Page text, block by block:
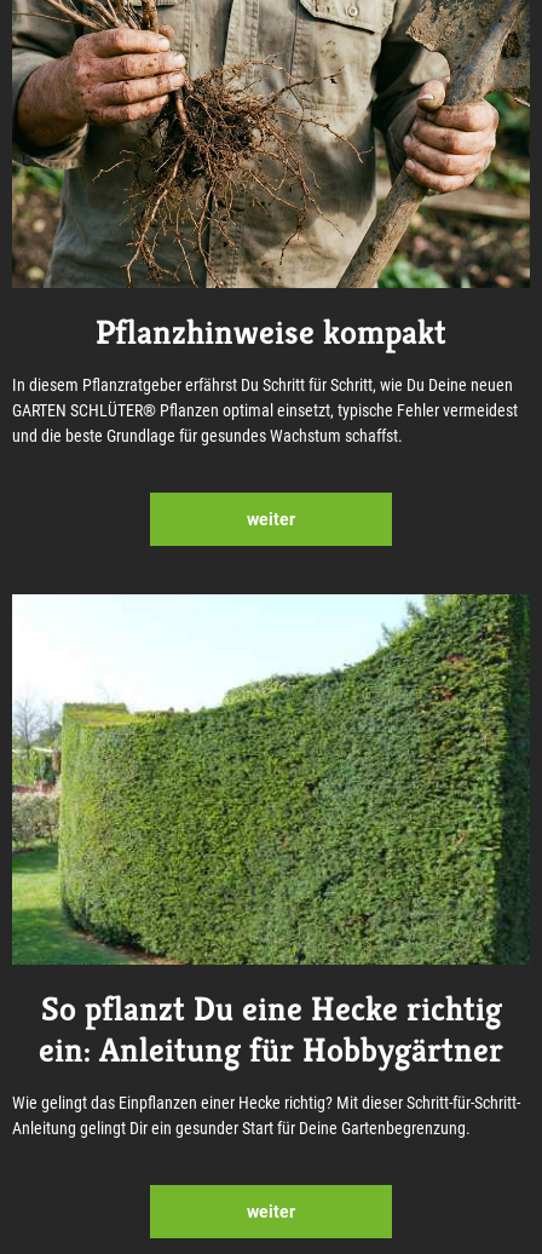
Pflanzhinweise kompakt
In diesem Pflanzratgeber erfährst Du Schritt für Schritt, wie Du Deine neuen
GARTEN SCHLÜTER® Pflanzen optimal einsetzt, typische Fehler vermeidest
und die beste Grundlage für gesundes Wachstum schaffst.
weiter
So pflanzt Du eine Hecke richtig
ein: Anleitung für Hobbygärtner
Wie gelingt das Einpflanzen einer Hecke richtig? Mit dieser Schritt-für-Schritt-
Anleitung gelingt Dir ein gesunder Start für Deine Gartenbegrenzung.
weiter